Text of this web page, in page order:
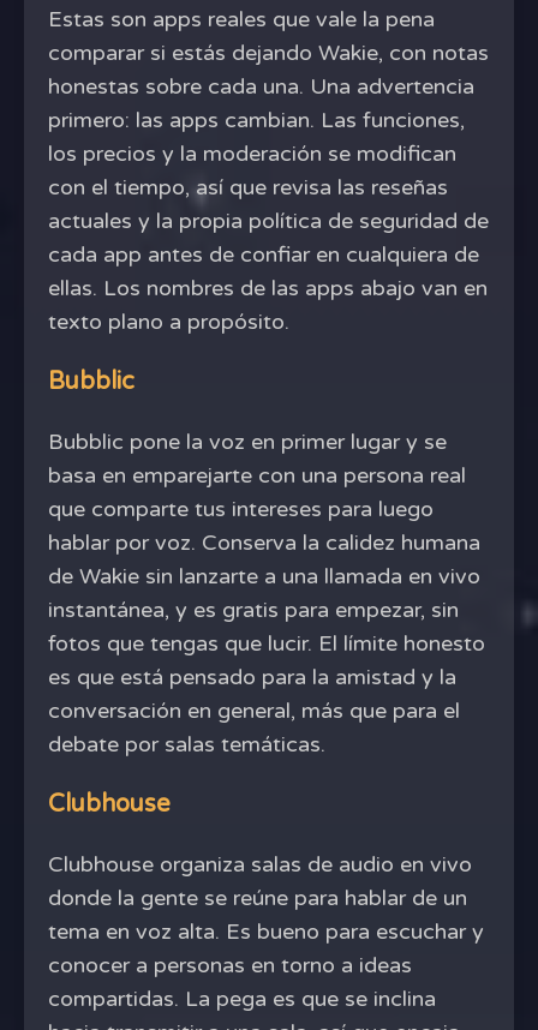
Estas son apps reales que vale la pena
comparar si estás dejando Wakie, con notas
honestas sobre cada una. Una advertencia
primero: las apps cambian. Las funciones,
los precios y la moderación se modifican
con el tiempo, así que revisa las reseñas
actuales y la propia política de seguridad de
cada app antes de confiar en cualquiera de
ellas. Los nombres de las apps abajo van en
texto plano a propósito.
Bubblic
Bubblic pone la voz en primer lugar y se
basa en emparejarte con una persona real
que comparte tus intereses para luego
hablar por voz. Conserva la calidez humana
de Wakie sin lanzarte a una llamada en vivo
instantánea, y es gratis para empezar, sin
fotos que tengas que lucir. El límite honesto
es que está pensado para la amistad y la
conversación en general, más que para el
debate por salas temáticas.
Clubhouse
Clubhouse organiza salas de audio en vivo
donde la gente se reúne para hablar de un
tema en voz alta. Es bueno para escuchar y
conocer a personas en torno a ideas
compartidas. La pega es que se inclina